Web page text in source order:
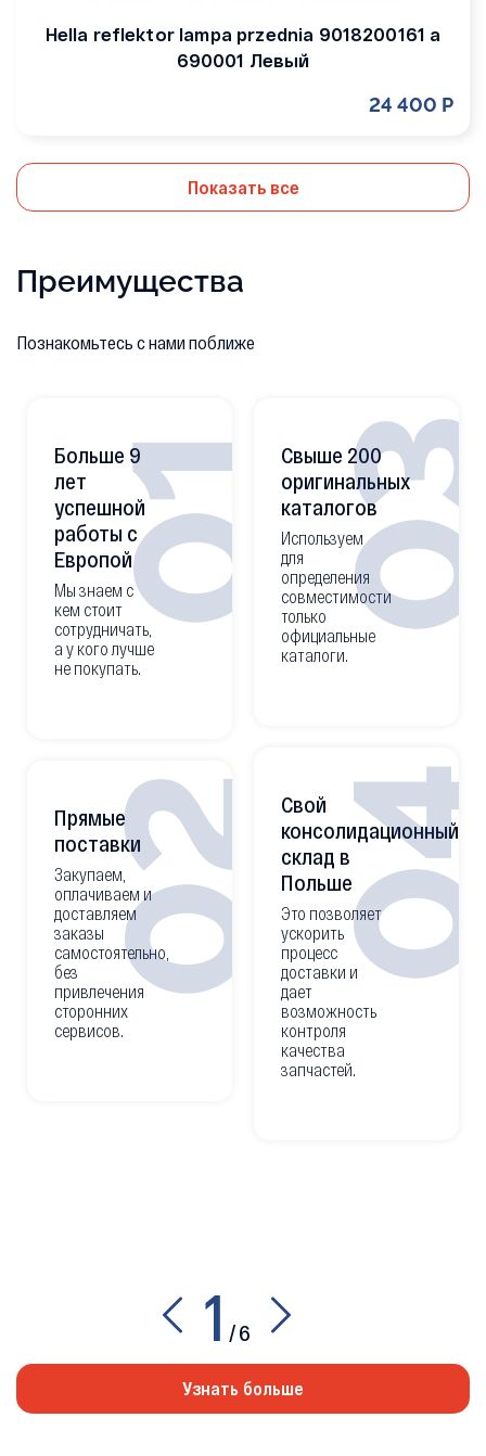
Hella reflektor lampa przednia 9018200161 a
690001 Левый
24 400 Р
Показать все
Преимущества
Познакомьтесь с нами поближе
01
Больше 9
лет
успешной
работы с
Европой
Мы знаем с
кем стоит
сотрудничать,
а у кого лучше
не покупать.
02
Прямые
поставки
Закупаем,
оплачиваем и
доставляем
заказы
самостоятельно,
без
привлечения
сторонних
сервисов.
Свыше 200
оригинальных
каталогов
Используем
для
определения
совместимости
только
официальные
каталоги.
Свой
консолидационный
склад в
Польше
Это позволяет
ускорить
процесс
доставки и
дает
возможность
контроля
качества
запчастей.
1 /6
Узнать больше